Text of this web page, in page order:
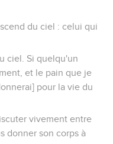
du ciel : celui qui
ciel. Si quelqu'un
et le pain que je
pour la vie du
vivement entre
donner son corps à